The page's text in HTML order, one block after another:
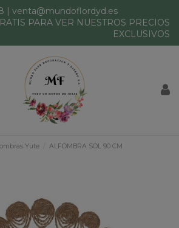
| venta@mundoflordyd.es
PARA VER NUESTROS PRECIOS
EXCLUSIVOS
Yute ALFOMBRA SOL 90 CM